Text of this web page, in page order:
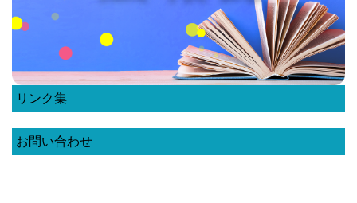
リンク集
お問い合わせ